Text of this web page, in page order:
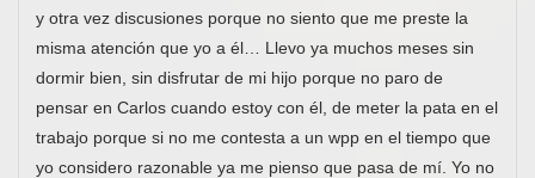
y otra vez discusiones porque no siento que me preste la
misma atención que yo a él… Llevo ya muchos meses sin
dormir bien, sin disfrutar de mi hijo porque no paro de
pensar en Carlos cuando estoy con él, de meter la pata en el
trabajo porque si no me contesta a un wpp en el tiempo que
yo considero razonable ya me pienso que pasa de mí. Yo no